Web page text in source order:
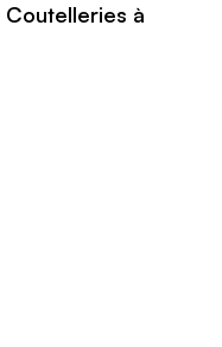
Coutelleries à